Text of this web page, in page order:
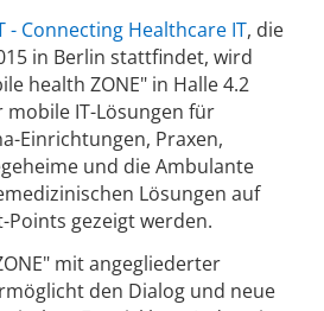
- Connecting Healthcare IT, die
in Berlin stattfindet, wird
health ZONE" in Halle 4.2
IT-Lösungen für
Einrichtungen, Praxen,
und die Ambulante
Lösungen auf
gezeigt werden.
mit angegliederter
den Dialog und neue